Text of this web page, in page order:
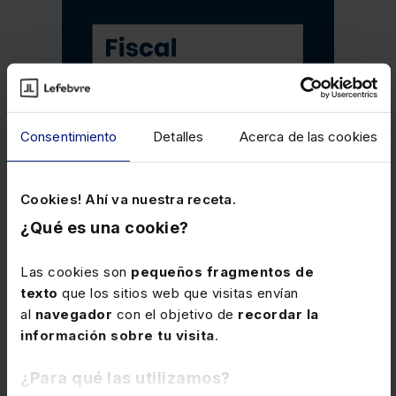
Consentimiento Detalles Acerca de las cookies
Cookies! Ahí va nuestra receta.
¿Qué es una cookie?
Las cookies son pequeños fragmentos de
texto que los sitios web que visitas envían
al navegador con el objetivo de recordar la
información sobre tu visita.
¿Para qué las utilizamos?
Obra esencial que reúne en un único volumen el